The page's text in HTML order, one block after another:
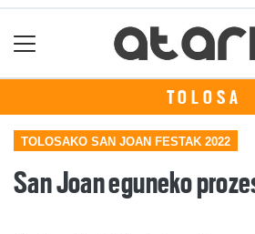
TOLOSA
TOLOSAKO SAN JOAN FESTAK 2022
San Joan eguneko